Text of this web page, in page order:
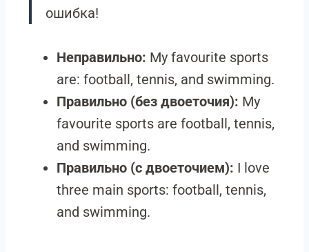
ошибка!
Неправильно: My favourite sports
are: football, tennis, and swimming.
Правильно (без двоеточия): My
favourite sports are football, tennis,
and swimming.
Правильно (с двоеточием): I love
three main sports: football, tennis,
and swimming.